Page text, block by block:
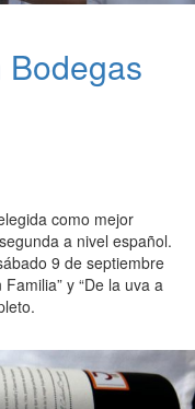
como mejor
a nivel español.
9 de septiembre
y “De la uva a